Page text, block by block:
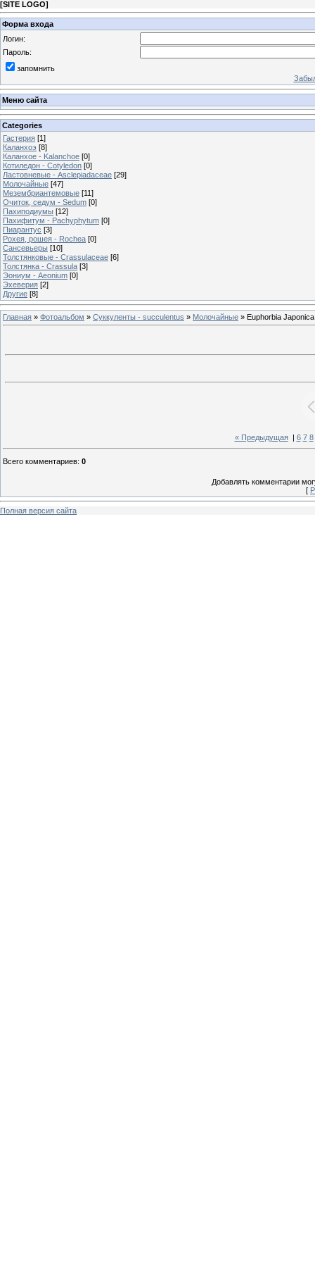
[SITE LOGO]
Форма входа
Логин:
Пароль:
запомнить
Меню сайта
Categories
Гастерия [1]
Каланхоэ [8]
Каланхое - Kalanchoe [0]
Котиледон - Cotyledon [0]
Ластовневые - Asclepiadaceae [29]
Молочайные [47]
Мезембриантемовые [11]
Очиток, седум - Sedum [0]
Пахиподиумы [12]
Пахифитум - Pachyphytum [0]
Пиарантус [3]
Рохея, рошея - Rochea [0]
Сансевьеры [10]
Толстянковые - Crassulaceae [6]
Толстянка - Crassula [3]
Эониум - Aeonium [0]
Эхеверия [2]
Другие [8]
Главная » Фотоальбом » Суккуленты - succulentus » Молочайные » Euphorbia Japonica
« Предыдущая| 6 7 8
Всего комментариев: 0
Добавлять комментарии
[
Полная версия сайта